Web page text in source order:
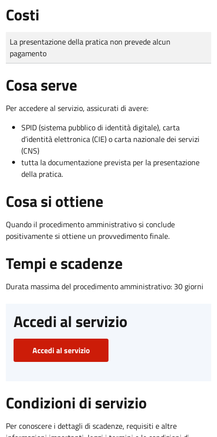
Costi
Tipo di pagamento
Importo
La presentazione della pratica non prevede alcun
pagamento
Cosa serve
Per accedere al servizio, assicurati di avere:
SPID (sistema pubblico di identità digitale), carta
d’identità elettronica (CIE) o carta nazionale dei servizi
(CNS)
tutta la documentazione prevista per la presentazione
della pratica.
Cosa si ottiene
Quando il procedimento amministrativo si conclude
positivamente si ottiene un provvedimento finale.
Tempi e scadenze
Durata massima del procedimento amministrativo: 30 giorni
Accedi al servizio
Accedi al servizio
Condizioni di servizio
Per conoscere i dettagli di scadenze, requisiti e altre